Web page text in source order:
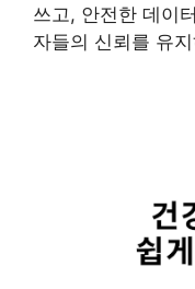
쓰고, 안전한 데이
자들의 신뢰를 유